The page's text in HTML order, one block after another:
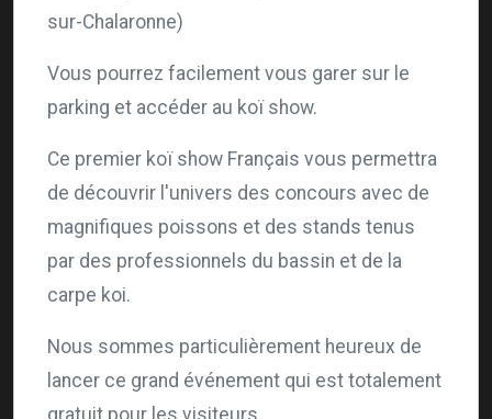
sur-Chalaronne)
Vous pourrez facilement vous garer sur le
parking et accéder au koï show.
Ce premier koï show Français vous permettra
de découvrir l'univers des concours avec de
magnifiques poissons et des stands tenus
par des professionnels du bassin et de la
carpe koi.
Nous sommes particulièrement heureux de
lancer ce grand événement qui est totalement
gratuit pour les visiteurs.